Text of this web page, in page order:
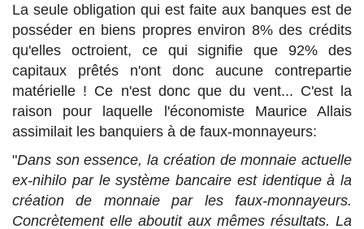
La seule obligation qui est faite aux banques est de
posséder en biens propres environ 8% des crédits
qu'elles octroient, ce qui signifie que 92% des
capitaux prêtés n'ont donc aucune contrepartie
matérielle ! Ce n'est donc que du vent... C'est la
raison pour laquelle l'économiste Maurice Allais
assimilait les banquiers à de faux-monnayeurs:
"Dans son essence, la création de monnaie actuelle
ex-nihilo par le système bancaire est identique à la
création de monnaie par les faux-monnayeurs.
Concrètement elle aboutit aux mêmes résultats. La